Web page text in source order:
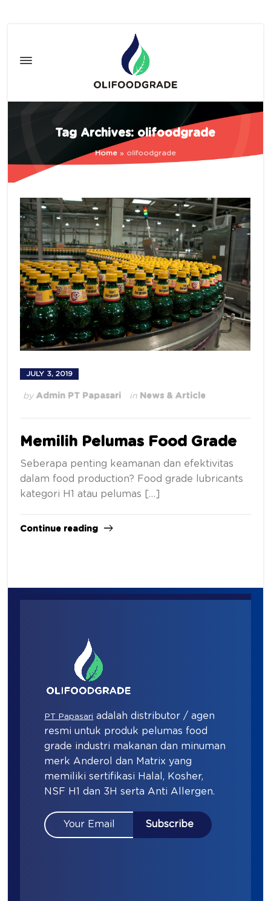
Tag Archives: olifoodgrade
Home» olifoodgrade
JULY 3, 2019
by Admin PT Papasari in News & Article
Memilih Pelumas Food Grade
Seberapa penting keamanan dan efektivitas
dalam food production? Food grade lubricants
kategori H1 atau pelumas […]
Continue reading
PT Papasari adalah distributor / agen
resmi untuk produk pelumas food
grade industri makanan dan minuman
merk Anderol dan Matrix yang
memiliki sertifikasi Halal, Kosher,
NSF H1 dan 3H serta Anti Allergen.